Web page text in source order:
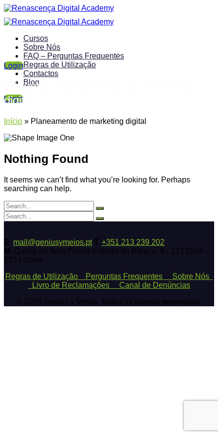
Cursos
Sobre Nós
FAQ – Perguntas Frequentes
Regras de Utilização
Contactos
Blog
Login
Login
Etiqueta:
digital
Início » Planeamento de marketing digital
Nothing Found
It seems we can’t find what you’re looking for. Perhaps
searching can help.
E. mail@geniusymeios.pt T. +351 213 239 202
M. Quinta do Bom Pastor Estrada da Buraca, 8 - 12 | 1549 -
025 Lisboa
Regras de Utilização
Perguntas Frequentes Sobre Nós
Livro de Reclamações Canal de Denúncias
© 2026 Genius y Meios. Todos os direitos reservados.